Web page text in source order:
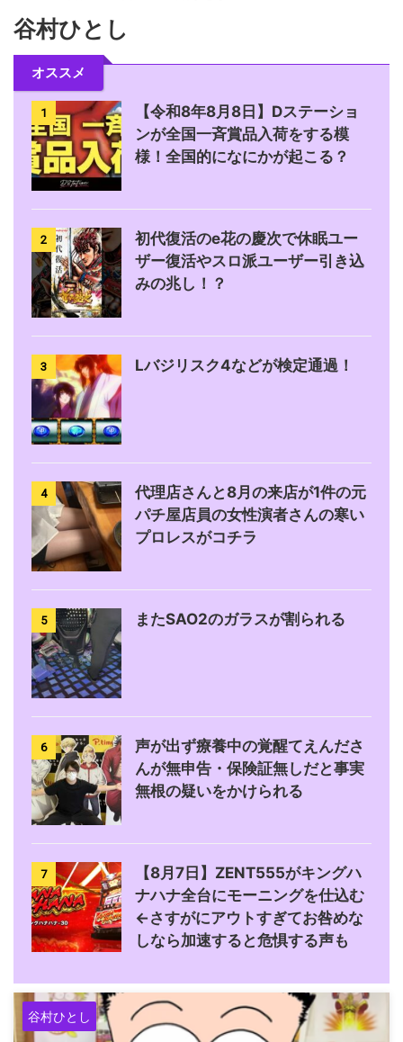
谷村ひとし
オススメ
1
【令和8年8月8日】Dステーショ
ンが全国一斉賞品入荷をする模
様！全国的になにかが起こる？
2
初代復活のe花の慶次で休眠ユー
ザー復活やスロ派ユーザー引き込
みの兆し！？
3 Lバジリスク4などが検定通過！
4
代理店さんと8月の来店が1件の元
パチ屋店員の女性演者さんの寒い
プロレスがコチラ
5 またSAO2のガラスが割られる
6
声が出ず療養中の覚醒てえんださ
んが無申告・保険証無しだと事実
無根の疑いをかけられる
7
【8月7日】ZENT555がキングハ
ナハナ全台にモーニングを仕込む
←さすがにアウトすぎてお咎めな
しなら加速すると危惧する声も
谷村ひとし